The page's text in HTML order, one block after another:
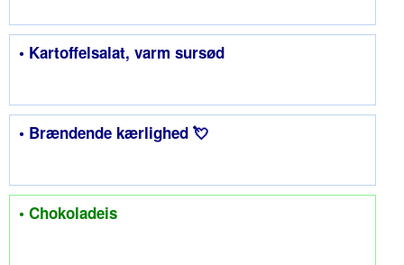
• Kartoffelsalat, varm sursød
• Brændende kærlighed 💘
• Chokoladeis